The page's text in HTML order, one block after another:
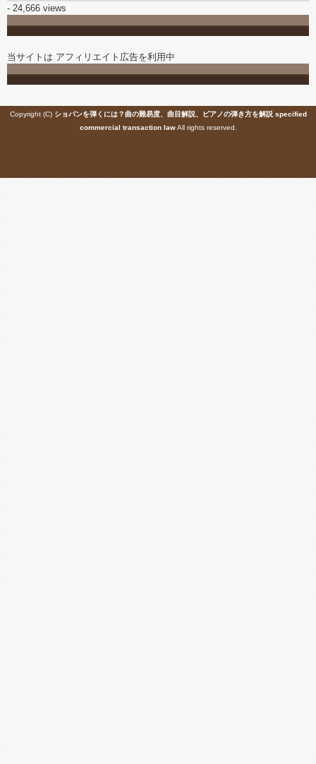
- 24,666 views
当サイトは アフィリエイト広告を利用中
Copyright (C) ショパンを弾くには？曲の難易度、曲目解説、ピアノの弾き方を解説 specified
commercial transaction lawAll rights reserved.